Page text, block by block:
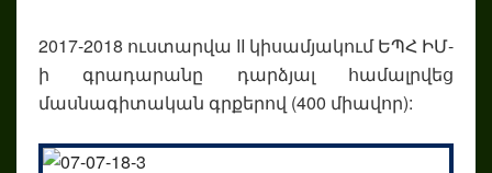
2017-2018 ուստարվա II կիսամյակում ԵՊՀ ԻՄ-
ի գրադարանը դարձյալ համալրվեց
մասնագիտական գրքերով (400 միավոր):